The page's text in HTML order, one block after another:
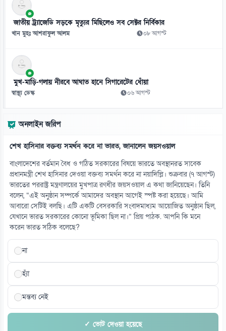
১১
এআই অলিম্পিয়াডে বাংলাদেশের তিন ব্রোঞ্জপদক অর্জন
০৯ আগস্ট
১২
পিত্তথলিতে পাথর হওয়ার লক্ষণ, শনাক্তকরণ ও চিকিৎসা
০৯ আগস্ট
০৯ আগস্ট
১৪
ন্যায়বিচার, সমঅধিকার ও জাতিসত্ত্বার স্বীকৃতি চাই
০৯ আগস্ট
১৫
জবিতে ভর্তি পরীক্ষার আবেদন শুরু ১৫ নভেম্বর
০৯ আগস্ট
জাতীয় ট্র্যাজেডি সড়কে মৃত্যুর মিছিলেও সব সেক্টর নির্বিকার
খান মুহঃ আশরাফুল আলম ০৮ আগস্ট
মুখ-মাড়ি-গলায় নীরবে আঘাত হানে সিগারেটের ধোঁয়া
স্বাস্থ্য ডেস্ক ০৬ আগস্ট
অনলাইন জরিপ
শেখ হাসিনার বক্তব্য সমর্থন করে না ভারত, জানালেন জয়সওয়াল
বাংলাদেশের বর্তমান বৈধ ও গঠিত সরকারের বিষয়ে ভারতে অবস্থানরত সাবেক
প্রধানমন্ত্রী শেখ হাসিনার দেওয়া বক্তব্য সমর্থন করে না নয়াদিল্লি। শুক্রবার (৭ আগস্ট)
ভারতের পররাষ্ট্র মন্ত্রণালয়ের মুখপাত্র রণধীর জয়সওয়াল এ কথা জানিয়েছেন। তিনি
বলেন, “এই অনুষ্ঠান সম্পর্কে আমাদের অবস্থান আগেই স্পষ্ট করা হয়েছে। আমি
আবারো সেটিই বলছি। এটি একটি বেসরকারি সংবাদমাধ্যম আয়োজিত অনুষ্ঠান ছিল,
যেখানে ভারত সরকারের কোনো ভূমিকা ছিল না।” প্রিয় পাঠক. আপনি কি মনে
করেন ভারত সঠিক বলেছে?
না
হ্যাঁ
মন্তব্য নেই
✓ ভোট দেওয়া হয়েছে